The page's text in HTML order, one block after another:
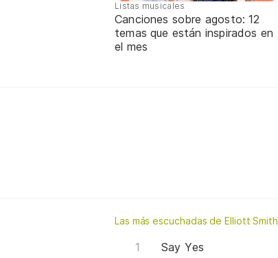
Listas musicales
Canciones sobre agosto: 12
temas que están inspirados en
el mes
Las más escuchadas de Elliott Smith
Say Yes